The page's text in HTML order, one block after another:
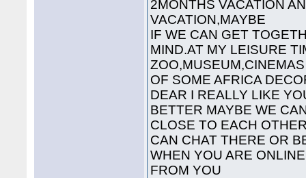
2MONTHS VACATION
VACATION,MAYBE
IF WE CAN GET
MIND.AT MY LEISURE
OF SOME AFRICA
DEAR I REALLY LIKE
BETTER MAYBE WE
CLOSE TO EACH
CAN CHAT THERE OR
WHEN YOU ARE
FROM YOU